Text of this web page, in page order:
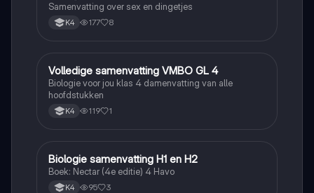
Samenvatting over sex en dingetjes
K4 177 8
Biologie
Volledige samenvatting VMBO GL 4
Biologie voor jou klas 4 damenvatting van alle
hoofdstukken
K4 119 1
Biologie
Biologie samenvatting H1 en H2
Boek: Nectar (4e editie) 4 Havo
K4 95 3